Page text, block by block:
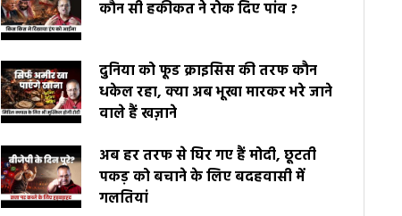
कौन सी हकीकत ने रोक दिए पांव ?
दुनिया को फूड क्राइसिस की तरफ कौन
धकेल रहा, क्या अब भूखा मारकर भरे जाने
वाले हैं खज़ाने
अब हर तरफ से घिर गए हैं मोदी, छूटती
पकड़ को बचाने के लिए बदहवासी में
गलतियां